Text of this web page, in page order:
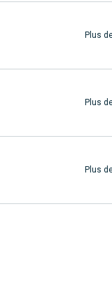
Plus
Plus
Plus